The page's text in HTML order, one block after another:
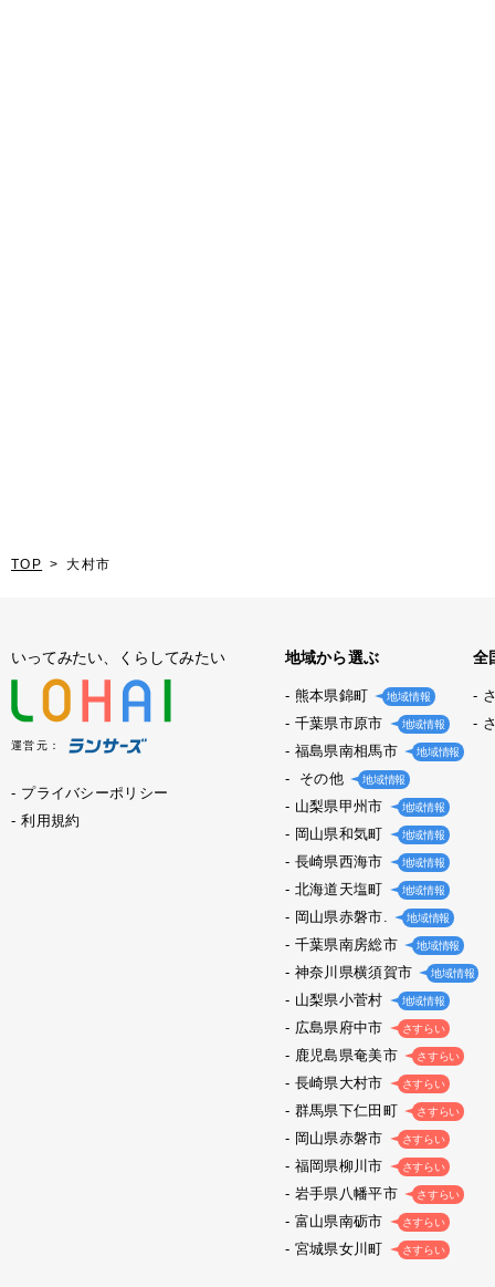
TOP 大村市
いってみたい、くらしてみたい
運営元：
プライバシーポリシー
利用規約
地域から選ぶ
熊本県錦町 地域情報
千葉県市原市 地域情報
福島県南相馬市 地域情報
その他 地域情報
山梨県甲州市 地域情報
岡山県和気町 地域情報
長崎県西海市 地域情報
北海道天塩町 地域情報
岡山県赤磐市. 地域情報
千葉県南房総市 地域情報
神奈川県横須賀市 地域情報
山梨県小菅村 地域情報
広島県府中市 さすらい
鹿児島県奄美市 さすらい
長崎県大村市 さすらい
群馬県下仁田町 さすらい
岡山県赤磐市 さすらい
福岡県柳川市 さすらい
岩手県八幡平市 さすらい
富山県南砺市 さすらい
宮城県女川町 さすらい
全